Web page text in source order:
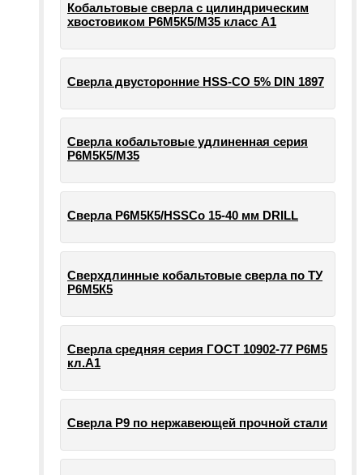
Кобальтовые сверла с цилиндрическим
хвостовиком Р6М5К5/М35 класс А1
Сверла двусторонние HSS-CO 5% DIN 1897
Сверла кобальтовые удлиненная серия
Р6М5К5/М35
Сверла Р6М5К5/HSSCo 15-40 мм DRILL
Сверхдлинные кобальтовые сверла по ТУ
Р6М5К5
Сверла средняя серия ГОСТ 10902-77 Р6М5
кл.А1
Сверла Р9 по нержавеющей прочной стали